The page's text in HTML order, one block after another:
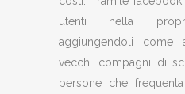
utenti nella
aggiungendoli come
vecchi compagni di
persone che